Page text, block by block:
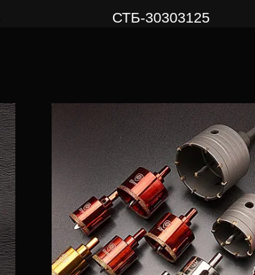
СТБ-30303125